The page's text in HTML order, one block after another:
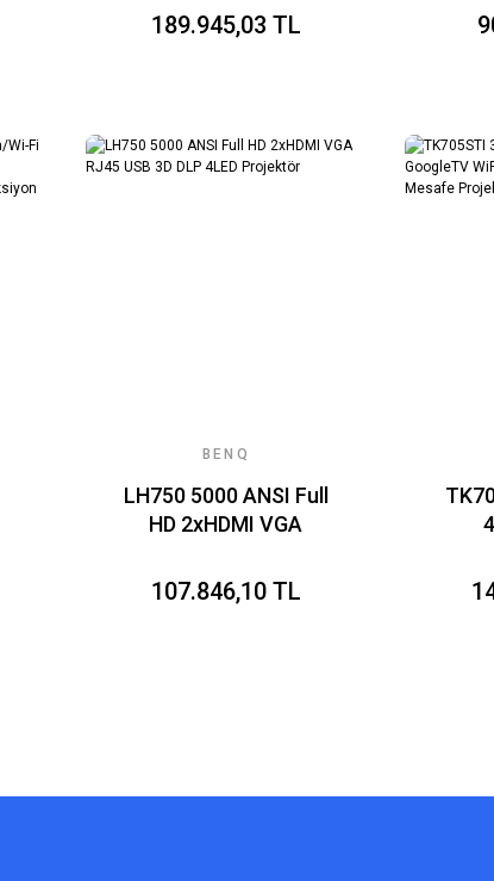
6.000AL 20.000SAAT
2xHDMI+RJ45+HDBaseT
189.945,03 TL
BENQ
LH750 5000 ANSI Full
HD 2xHDMI VGA
4LED Projektör
107.846,10 TL